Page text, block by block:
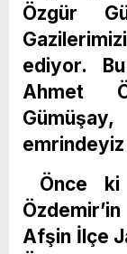
Özgür
ediyor.
Ahmet
Önce ki
Afşin İlçe